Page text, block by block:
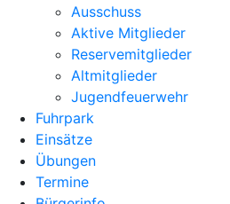
Ausschuss
Aktive Mitglieder
Reservemitglieder
Altmitglieder
Jugendfeuerwehr
Fuhrpark
Einsätze
Übungen
Termine